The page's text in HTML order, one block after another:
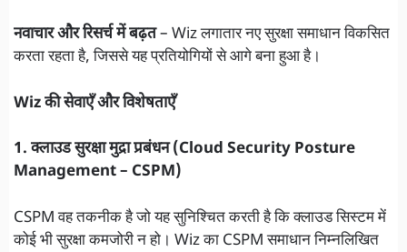
नवाचार और रिसर्च में बढ़त– Wiz लगातार नए सुरक्षा समाधान विकसित
करता रहता है, जिससे यह प्रतियोगियों से आगे बना हुआ है।
Wiz की सेवाएँ और विशेषताएँ
1. क्लाउड सुरक्षा मुद्रा प्रबंधन (Cloud Security Posture
Management – CSPM)
CSPM वह तकनीक है जो यह सुनिश्चित करती है कि क्लाउड सिस्टम में
कोई भी सुरक्षा कमजोरी न हो। Wiz का CSPM समाधान निम्नलिखित